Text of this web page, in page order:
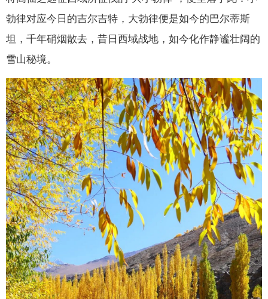
勃律对应今日的吉尔吉特，大勃律便是如今的巴尔蒂斯
坦，千年硝烟散去，昔日西域战地，如今化作静谧壮阔的
雪山秘境。